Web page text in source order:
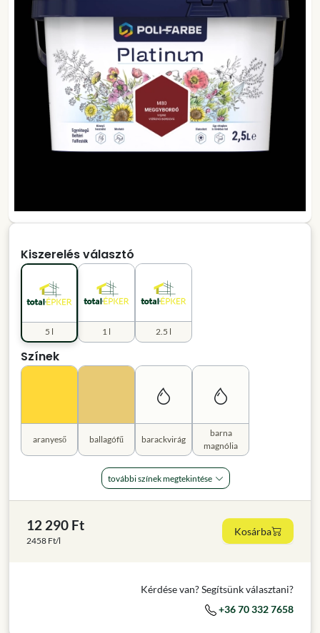
Kiszerelés választó
1 l 2.5 l
5 l
Színek
aranyeső ballagófű barackvirág
barna
magnólia
további színek megtekintése
12 290 Ft
2458 Ft/l
Kosárba
Kérdése van? Segítsünk választani?
+36 70 332 7658